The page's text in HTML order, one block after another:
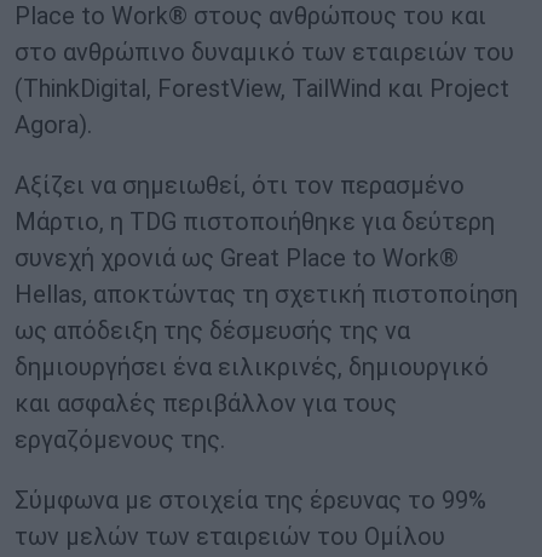
Place to Work® στους ανθρώπους του και
στο ανθρώπινο δυναμικό των εταιρειών του
(ThinkDigital, ForestView, TailWind και Project
Agora).
Αξίζει να σημειωθεί, ότι τον περασμένο
Μάρτιο, η TDG πιστοποιήθηκε για δεύτερη
συνεχή χρονιά ως Great Place to Work®
Hellas, αποκτώντας τη σχετική πιστοποίηση
ως απόδειξη της δέσμευσής της να
δημιουργήσει ένα ειλικρινές, δημιουργικό
και ασφαλές περιβάλλον για τους
εργαζόμενους της.
Σύμφωνα με στοιχεία της έρευνας το 99%
των μελών των εταιρειών του Ομίλου